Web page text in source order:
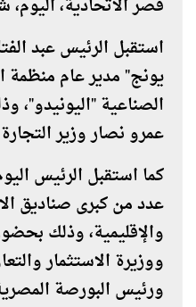
قصر الاتحادية،
استقبل الرئيس عبد
يونج" مدير عام منظمة
الصناعية "اليونيدو"،
عمرو نصار وزير
كما استقبل الرئيس
عدد من كبرى صناديق
والإقليمية، وذلك
ووزيرة الاستثمار
ورئيس البورصة